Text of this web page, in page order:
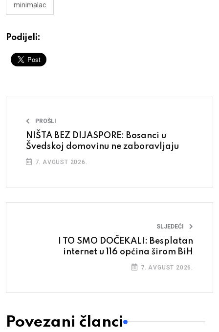
minimalac
Podijeli:
PROŠLI
NIŠTA BEZ DIJASPORE: Bosanci u
Švedskoj domovinu ne zaboravljaju
7. AVGUST 2026.
SLJEDEĆI
I TO SMO DOČEKALI: Besplatan
internet u 116 općina širom BiH
7. AVGUST 2026.
Povezani članci